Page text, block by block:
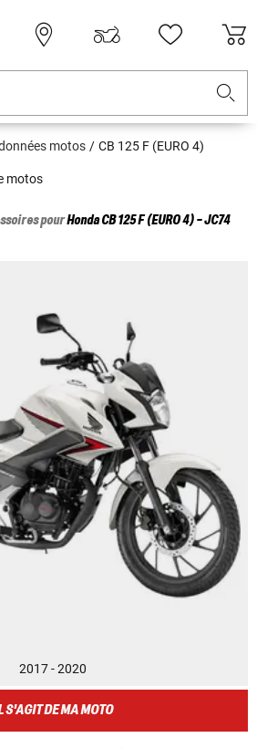
motos CB 125 F (EURO 4)
motos
pourHondaCB 125 F (EURO 4) - JC74
2017 - 2020
S'AGIT DE MA MOTO